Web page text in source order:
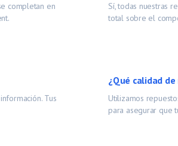
completan en
Sí, todas nuestras
total sobre el
Tus
¿Qué calidad
Utilizamos
para asegurar que